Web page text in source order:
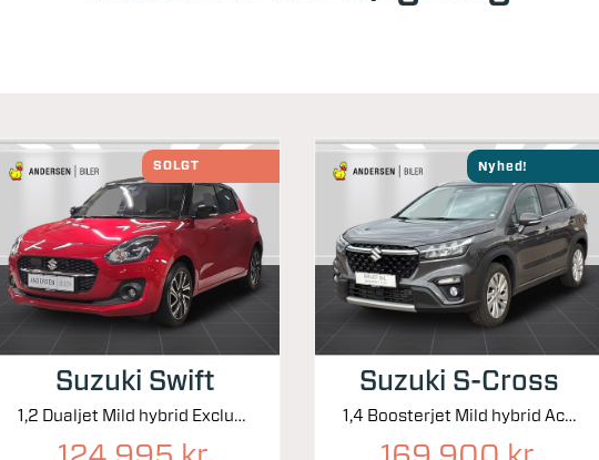
SOLGT
Suzuki Swift
1,2 Dualjet Mild hybrid Exclusive AEB 83HK 5d
Nyhed!
Suzuki S-Cross
1,4 Boosterjet Mild hybrid Active 129HK 5d 6g